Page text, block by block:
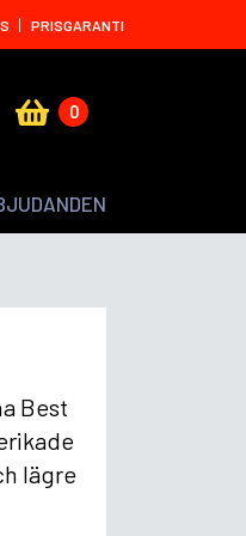
PRISGARANTI
0
Best
lägre